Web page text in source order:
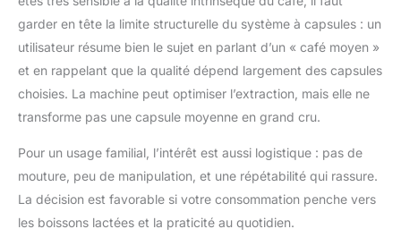
garder en tête la limite structurelle du système à capsules : un
utilisateur résume bien le sujet en parlant d’un « café moyen »
et en rappelant que la qualité dépend largement des capsules
choisies. La machine peut optimiser l’extraction, mais elle ne
transforme pas une capsule moyenne en grand cru.
Pour un usage familial, l’intérêt est aussi logistique : pas de
mouture, peu de manipulation, et une répétabilité qui rassure.
La décision est favorable si votre consommation penche vers
les boissons lactées et la praticité au quotidien.